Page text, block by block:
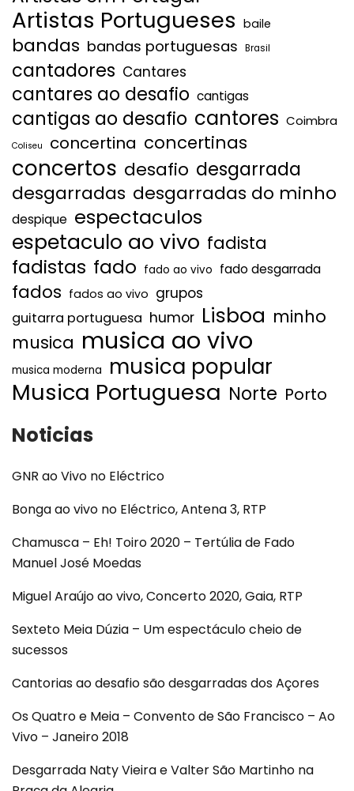
Artistas Portugueses baile
bandas bandas portuguesas Brasil
cantadores Cantares
cantares ao desafio cantigas
cantigas ao desafio cantores Coimbra
Coliseu concertina concertinas
concertos desafio desgarrada
desgarradas desgarradas do minho
despique espectaculos
espetaculo ao vivo fadista
fadistas fado fado ao vivo fado desgarrada
fados fados ao vivo grupos
guitarra portuguesa humor Lisboa minho
musica musica ao vivo
musica moderna musica popular
Musica Portuguesa Norte Porto
Noticias
GNR ao Vivo no Eléctrico
Bonga ao vivo no Eléctrico, Antena 3, RTP
Chamusca – Eh! Toiro 2020 – Tertúlia de Fado
Manuel José Moedas
Miguel Araújo ao vivo, Concerto 2020, Gaia, RTP
Sexteto Meia Dúzia – Um espectáculo cheio de
sucessos
Cantorias ao desafio são desgarradas dos Açores
Os Quatro e Meia – Convento de São Francisco – Ao
Vivo – Janeiro 2018
Desgarrada Naty Vieira e Valter São Martinho na